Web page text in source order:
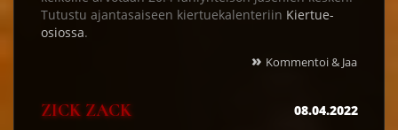
Tutustu ajantasaiseen kiertuekalenteriin Kiertue-
osiossa.
» Kommentoi & Jaa
ZICK ZACK
08.04.2022